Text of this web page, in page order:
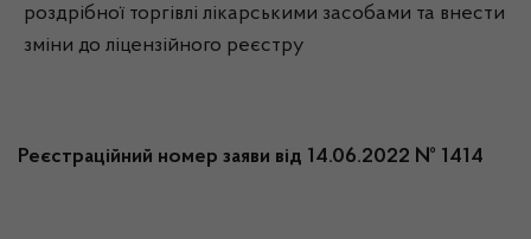
роздрібної торгівлі лікарськими засобами та внести
зміни до ліцензійного реєстру
Реєстраційний номер заяви від 14.06.2022 № 1414